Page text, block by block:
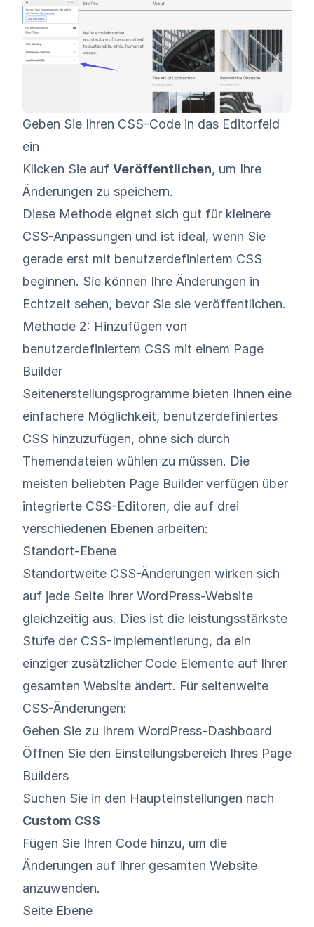
Geben Sie Ihren CSS-Code in das Editorfeld
ein
Klicken Sie auf Veröffentlichen, um Ihre
Änderungen zu speichern.
Diese Methode eignet sich gut für kleinere
CSS-Anpassungen und ist ideal, wenn Sie
gerade erst mit benutzerdefiniertem CSS
beginnen. Sie können Ihre Änderungen in
Echtzeit sehen, bevor Sie sie veröffentlichen.
Methode 2: Hinzufügen von
benutzerdefiniertem CSS mit einem Page
Builder
Seitenerstellungsprogramme bieten Ihnen eine
einfachere Möglichkeit, benutzerdefiniertes
CSS hinzuzufügen, ohne sich durch
Themendateien wühlen zu müssen. Die
meisten beliebten Page Builder verfügen über
integrierte CSS-Editoren, die auf drei
verschiedenen Ebenen arbeiten:
Standort-Ebene
Standortweite CSS-Änderungen wirken sich
auf jede Seite Ihrer WordPress-Website
gleichzeitig aus. Dies ist die leistungsstärkste
Stufe der CSS-Implementierung, da ein
einziger zusätzlicher Code Elemente auf Ihrer
gesamten Website ändert. Für seitenweite
CSS-Änderungen:
Gehen Sie zu Ihrem WordPress-Dashboard
Öffnen Sie den Einstellungsbereich Ihres Page
Builders
Suchen Sie in den Haupteinstellungen nach
Custom CSS
Fügen Sie Ihren Code hinzu, um die
Änderungen auf Ihrer gesamten Website
anzuwenden.
Seite Ebene